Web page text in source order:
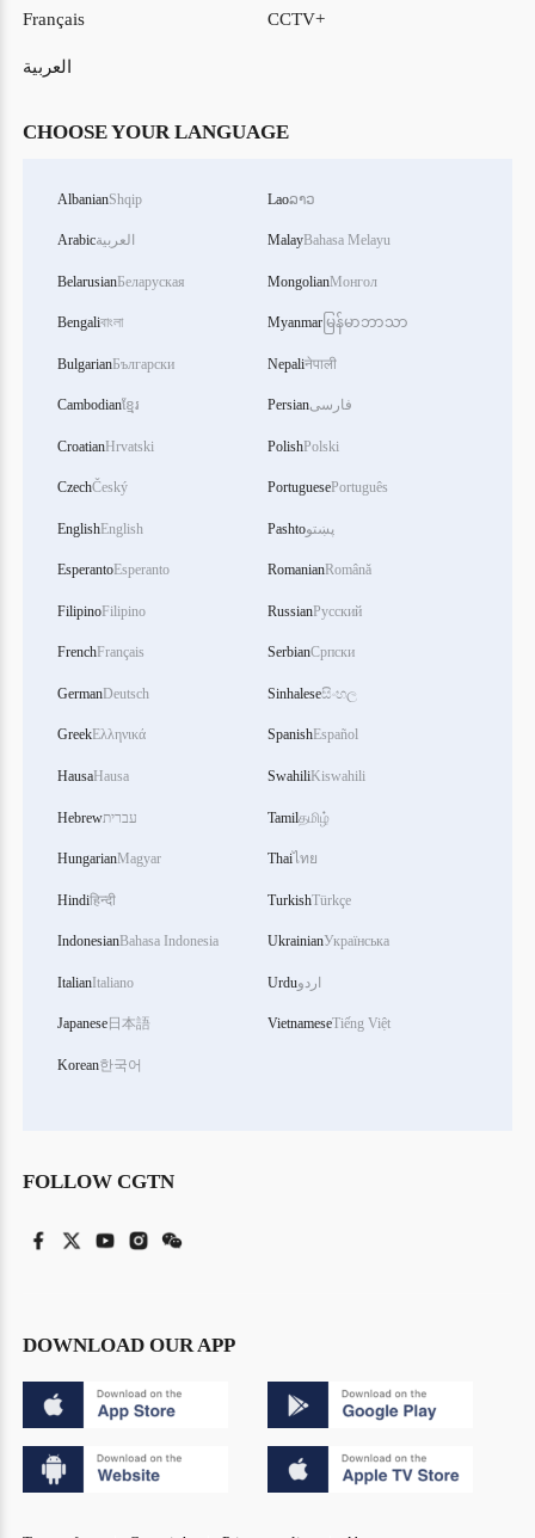
Français
العربية
CCTV+
CHOOSE YOUR LANGUAGE
AlbanianShqip
Arabicالعربية
BelarusianБеларуская
Bengaliবাংলা
BulgarianБългарски
Cambodianខ្មែរ
CroatianHrvatski
CzechČeský
EnglishEnglish
EsperantoEsperanto
FilipinoFilipino
FrenchFrançais
GermanDeutsch
GreekΕλληνικά
HausaHausa
Hebrewעברית
HungarianMagyar
Hindiहिन्दी
IndonesianBahasa Indonesia
ItalianItaliano
Japanese日本語
Korean한국어
Laoລາວ
MalayBahasa Melayu
MongolianМонгол
Myanmar မြန်မာဘာသာ
Nepaliनेपाली
Persianفارسی
PolishPolski
PortuguesePortuguês
Pashtoپښتو
RomanianRomână
RussianРусский
SerbianСрпски
Sinhaleseසිංහල
SpanishEspañol
SwahiliKiswahili
Tamilதமிழ்
Thaiไทย
TurkishTürkçe
UkrainianУкраїнська
Urduاردو
VietnameseTiếng Việt
FOLLOW CGTN
DOWNLOAD OUR APP